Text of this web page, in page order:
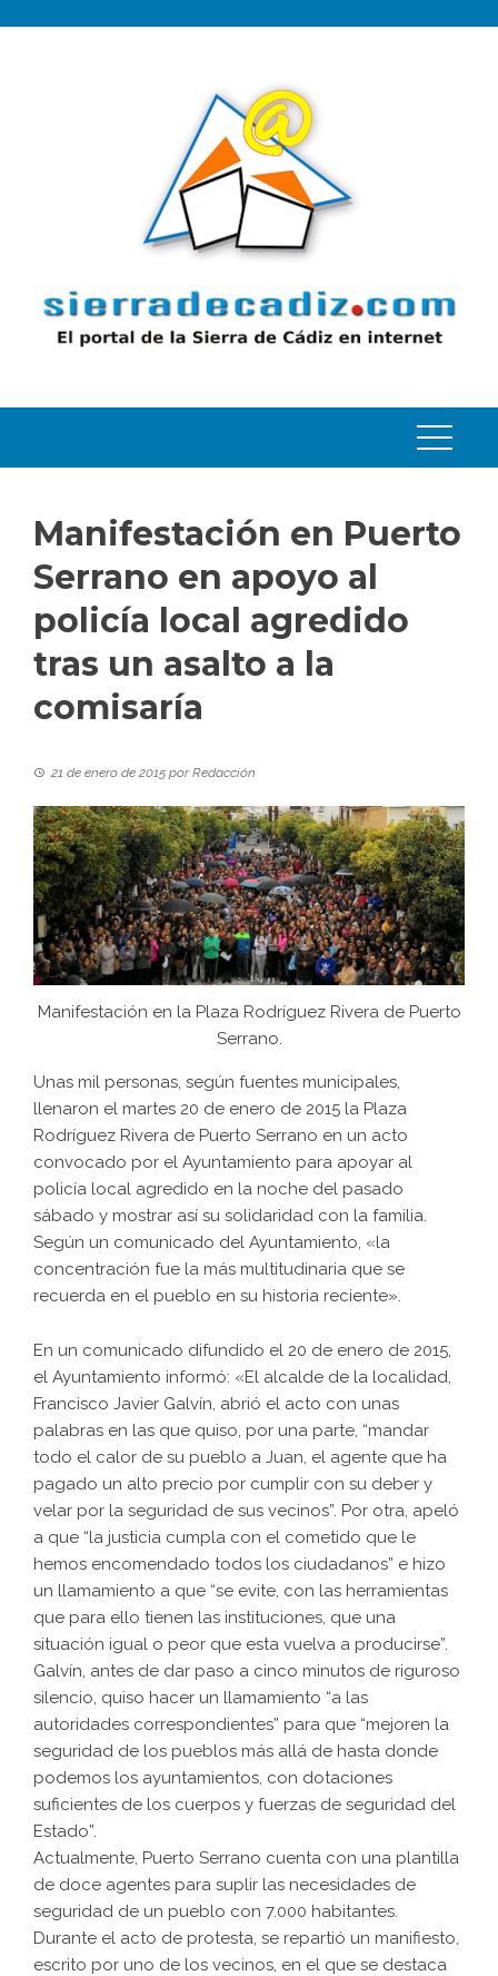
Manifestación en Puerto
Serrano en apoyo al
policía local agredido
tras un asalto a la
comisaría
21 de enero de 2015 porRedacción
Manifestación en la Plaza Rodríguez Rivera de Puerto
Serrano.
Unas mil personas, según fuentes municipales,
llenaron el martes 20 de enero de 2015 la Plaza
Rodríguez Rivera de Puerto Serrano en un acto
convocado por el Ayuntamiento para apoyar al
policía local agredido en la noche del pasado
sábado y mostrar así su solidaridad con la familia.
Según un comunicado del Ayuntamiento, «la
concentración fue la más multitudinaria que se
recuerda en el pueblo en su historia reciente».
En un comunicado difundido el 20 de enero de 2015,
el Ayuntamiento informó: «El alcalde de la localidad,
Francisco Javier Galvín, abrió el acto con unas
palabras en las que quiso, por una parte, “mandar
todo el calor de su pueblo a Juan, el agente que ha
pagado un alto precio por cumplir con su deber y
velar por la seguridad de sus vecinos”. Por otra, apeló
a que “la justicia cumpla con el cometido que le
hemos encomendado todos los ciudadanos” e hizo
un llamamiento a que “se evite, con las herramientas
que para ello tienen las instituciones, que una
situación igual o peor que esta vuelva a producirse”.
Galvín, antes de dar paso a cinco minutos de riguroso
silencio, quiso hacer un llamamiento “a las
autoridades correspondientes” para que “mejoren la
seguridad de los pueblos más allá de hasta donde
podemos los ayuntamientos, con dotaciones
suficientes de los cuerpos y fuerzas de seguridad del
Estado”.
Actualmente, Puerto Serrano cuenta con una plantilla
de doce agentes para suplir las necesidades de
seguridad de un pueblo con 7.000 habitantes.
Durante el acto de protesta, se repartió un manifiesto,
escrito por uno de los vecinos, en el que se destaca